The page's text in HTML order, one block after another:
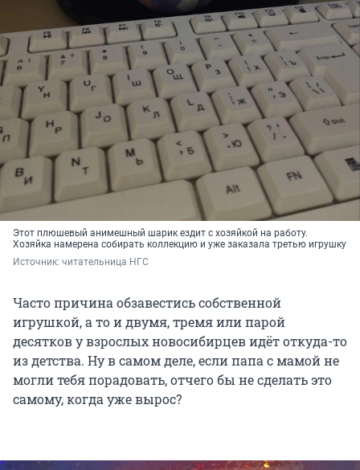
Этот плюшевый анимешный шарик ездит с хозяйкой на работу.
Хозяйка намерена собирать коллекцию и уже заказала третью игрушку
Источник: читательница НГС
Часто причина обзавестись собственной
игрушкой, а то и двумя, тремя или парой
десятков у взрослых новосибирцев идёт откуда-то
из детства. Ну в самом деле, если папа с мамой не
могли тебя порадовать, отчего бы не сделать это
самому, когда уже вырос?